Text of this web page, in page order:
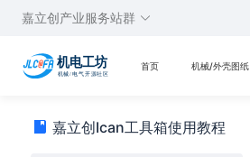
嘉立创产业服务站群
首页 机械/外壳图纸
嘉立创Ican工具箱使用教程